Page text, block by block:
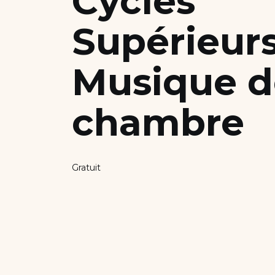
Nous soutenir
Candidater
Musique
chambre
Gratuit